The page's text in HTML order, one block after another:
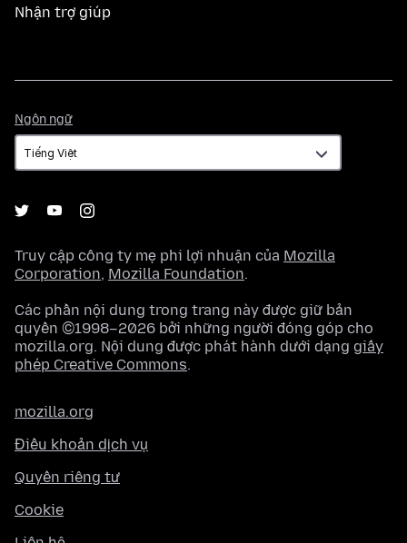
Nhận trợ giúp
Ngôn ngữ
ngữ
Truy cập công ty mẹ phi lợi nhuận của Mozilla
Corporation, Mozilla Foundation.
Các phần nội dung trong trang này được giữ bản
quyền ©1998–2026 bởi những người đóng góp cho
mozilla.org. Nội dung được phát hành dưới dạng giấy
phép Creative Commons.
mozilla.org
Điều khoản dịch vụ
Quyền riêng tư
Cookie